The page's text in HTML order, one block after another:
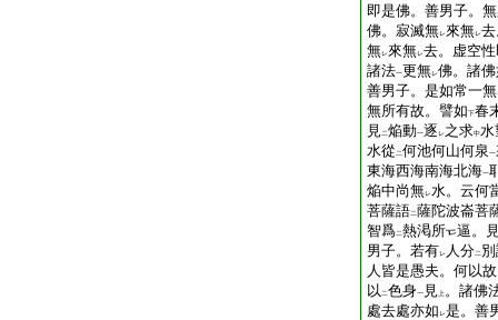
即是佛。善男子。
佛。寂滅無レ來無レ
無レ來無レ去。虚空
諸法一更無レ佛。諸
善男子。是如常一無
無所有故。譬如下春
見二焔動一逐 レ之求中水
水從 二何池何山何泉一
東海西海南海北海一
焔中尚無レ水。云何
菩薩語二薩陀波崙菩
智爲二熱渇所
逼。
男子。若有レ 人分二
人皆是愚夫。何以
以 二色身一 見 上 。諸佛
處去處亦如 レ是。善